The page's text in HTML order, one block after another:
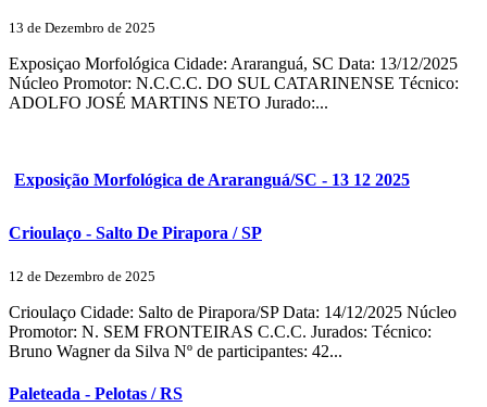
13 de Dezembro de 2025
Exposiçao Morfológica Cidade: Araranguá, SC Data: 13/12/2025
Núcleo Promotor: N.C.C.C. DO SUL CATARINENSE Técnico:
ADOLFO JOSÉ MARTINS NETO Jurado:...
Exposição Morfológica de Araranguá/SC - 13 12 2025
Crioulaço - Salto De Pirapora / SP
12 de Dezembro de 2025
Crioulaço Cidade: Salto de Pirapora/SP Data: 14/12/2025 Núcleo
Promotor: N. SEM FRONTEIRAS C.C.C. Jurados: Técnico:
Bruno Wagner da Silva Nº de participantes: 42...
Paleteada - Pelotas / RS